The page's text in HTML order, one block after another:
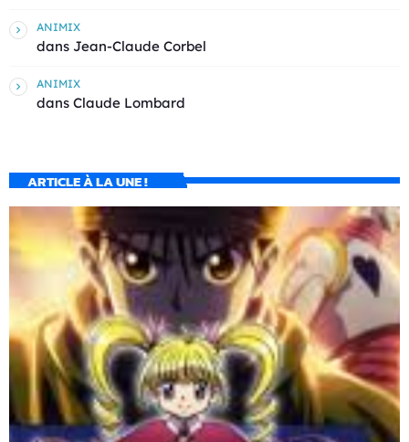
ANIMIX
dans Jean-Claude Corbel
ANIMIX
dans Claude Lombard
ARTICLE À LA UNE !